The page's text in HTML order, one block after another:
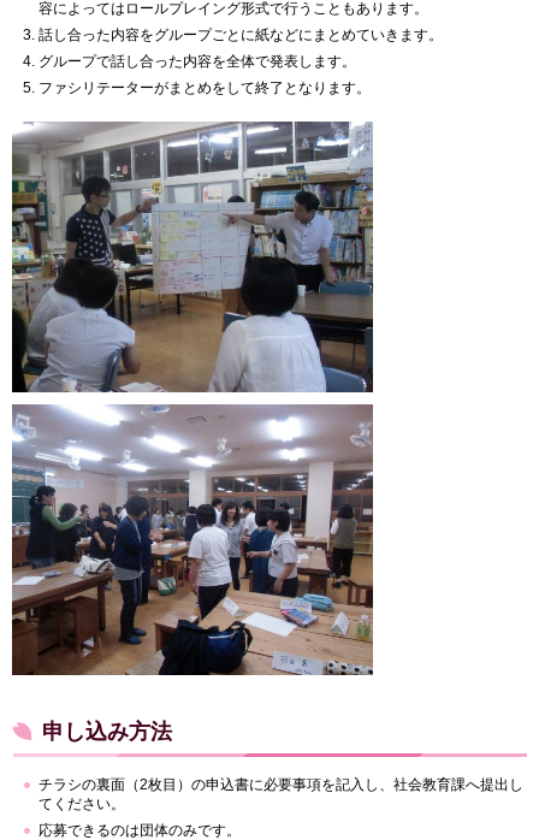
容によってはロールプレイング形式で行うこともあります。
話し合った内容をグループごとに紙などにまとめていきます。
グループで話し合った内容を全体で発表します。
ファシリテーターがまとめをして終了となります。
申し込み方法
チラシの裏面（2枚目）の申込書に必要事項を記入し、社会教育課へ提出し
てください。
応募できるのは団体のみです。